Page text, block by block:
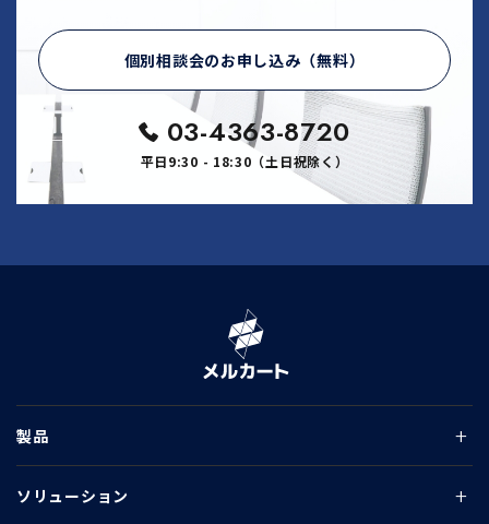
個別相談会のお申し込み（無料）
03-4363-8720
平日9:30 - 18:30（土日祝除く）
製品
ソリューション